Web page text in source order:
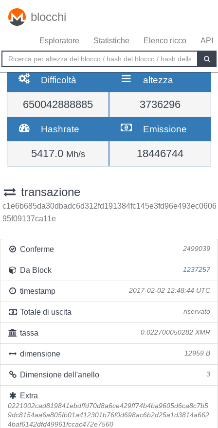
blocchi
Esploratore Statistiche Elenco ricco API
Difficoltà
650042888885
altezza
3736296
Hashrate
5417.0 Mh/s
Emissione
18446744
transazione
c1e6b685da30dbadc6d312fd191384fc145e3fd96e493ec0606
95f09137ca11e
Conferme 2499039
Da Block 1237257
timestamp 2017-02-02 12:48:44 UTC
Totale di uscita riservato
tassa 0.022700050282 XMR
dimensione 12959 B
Dimensione dell'anello 3
Extra
0221002cad819841ebdffd70d8a6ce429ff74b4ba9605d6ca8c7b5
9dc8154aa6a805fb01a412301b76f0d698ac6b2d25a1d3814a662
4baf6142dfd49961fccac472e7560